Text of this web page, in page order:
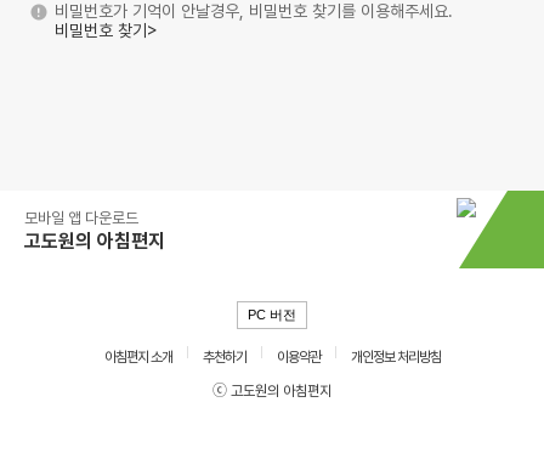
비밀번호가 기억이 안날경우, 비밀번호 찾기를 이용해주세요.
비밀번호 찾기>
모바일 앱 다운로드
고도원의 아침편지
PC 버전
아침편지 소개 추천하기 이용약관
개인정보 처리방침
ⓒ 고도원의 아침편지